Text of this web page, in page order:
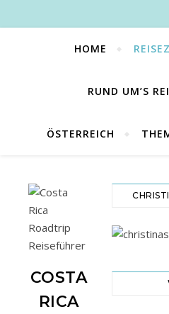
HOME
RUND UM’S
ÖSTERREICH
COSTA
RICA